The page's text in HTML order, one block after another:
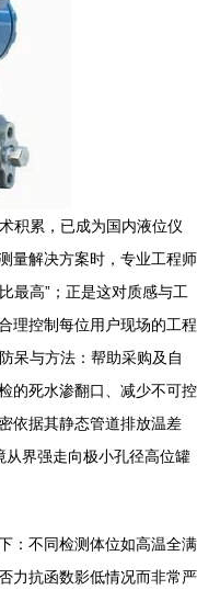
积累，已成为国内液位仪
量解决方案时，专业工程师
最高”；正是这对质感与工
理控制每位用户现场的工程
呆与方法：帮助采购及自
的死水渗翻口、减少不可控
依据其静态管道排放温差
界强走向极小孔径高位罐
：不同检测体位如高温全满
力抗函数影低情况而非常严